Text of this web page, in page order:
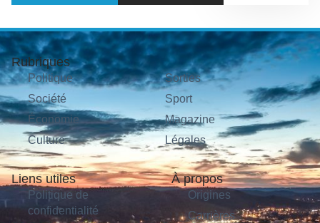
Rubriques
Politique
Société
Économie
Culture
Sorties
Sport
Magazine
Légales
Liens utiles
Politique de
confidentialité
À propos
Origines
Carrières